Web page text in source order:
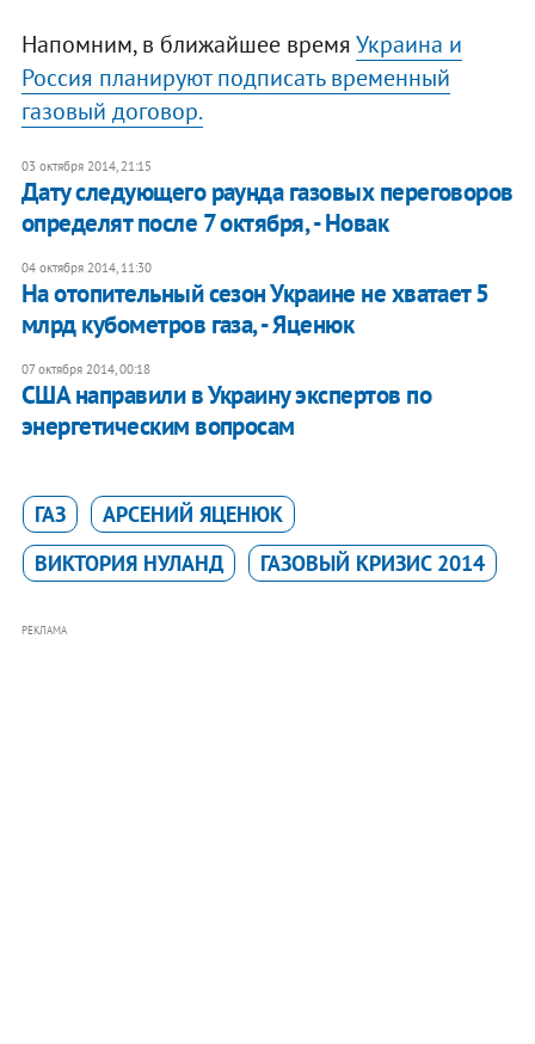
Напомним, в ближайшее времяУкраина и
Россия планируют подписать временный
газовый договор.
03 октября 2014, 21:15
Дату следующего раунда газовых переговоров
определят после 7 октября, - Новак
04 октября 2014, 11:30
На отопительный сезон Украине не хватает 5
млрд кубометров газа, - Яценюк
07 октября 2014, 00:18
США направили в Украину экспертов по
энергетическим вопросам
ГАЗ
АРСЕНИЙ ЯЦЕНЮК
ВИКТОРИЯ НУЛАНД
ГАЗОВЫЙ КРИЗИС 2014
РЕКЛАМА